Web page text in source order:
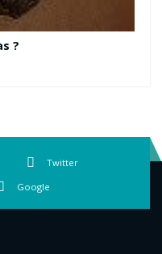
Twitter
Google